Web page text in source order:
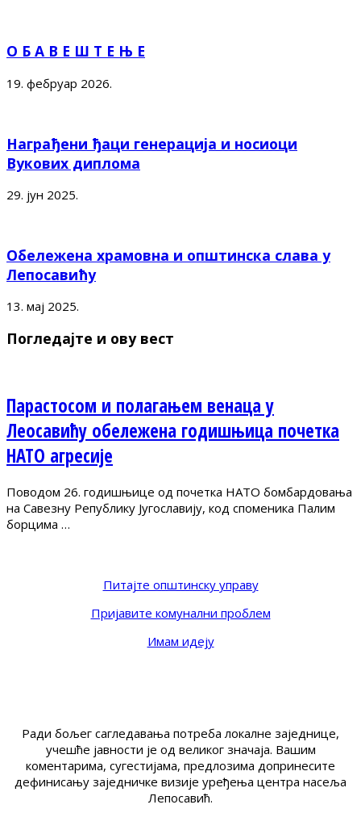
О Б А В Е Ш Т Е Њ Е
19. фебруар 2026.
Награђени ђаци генерација и носиоци
Вукових диплома
29. јун 2025.
Обележена храмовна и општинска слава у
Лепосавићу
13. мај 2025.
Погледајте и ову вест
Парастосом и полагањем венаца у
Леосавићу обележена годишњица почетка
НАТО агресије
Поводом 26. годишњице од почетка НАТО бомбардовања
на Савезну Републику Југославију, код споменика Палим
борцима …
Питајте општинску управу
Пријавите комунални проблем
Имам идеју
Ради бољег сагледавања потреба локалне заједнице,
учешће јавности је од великог значаја. Вашим
коментарима, сугестијама, предлозима допринесите
дефинисању заједничке визије уређења центра насеља
Лепосавић.